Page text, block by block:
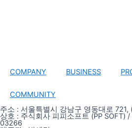
COMPANY BUSINESS
COMMUNITY
주소 : 서울특별시 강남구 영동대로
상호 : 주식회사 피피소프트 (PP SOFT)
03266